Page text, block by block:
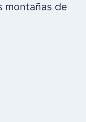
montañas de